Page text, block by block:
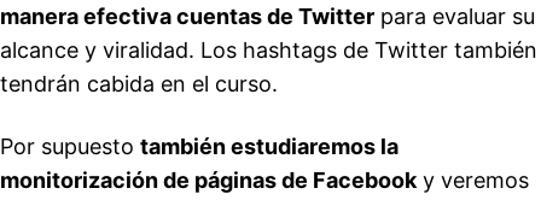
manera efectiva cuentas de Twitter para evaluar su
alcance y viralidad. Los hashtags de Twitter también
tendrán cabida en el curso.
Por supuesto también estudiaremos la
monitorización de páginas de Facebooky veremos